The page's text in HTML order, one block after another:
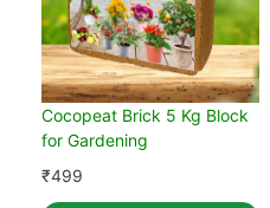
Cocopeat Brick 5 Kg Block
for Gardening
₹499